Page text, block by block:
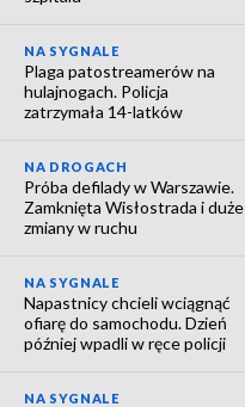
NA SYGNALE
Plaga patostreamerów na
hulajnogach. Policja
zatrzymała 14-latków
NA DROGACH
Próba defilady w Warszawie.
Zamknięta Wisłostrada i duże
zmiany w ruchu
NA SYGNALE
Napastnicy chcieli wciągnąć
ofiarę do samochodu. Dzień
później wpadli w ręce policji
NA SYGNALE